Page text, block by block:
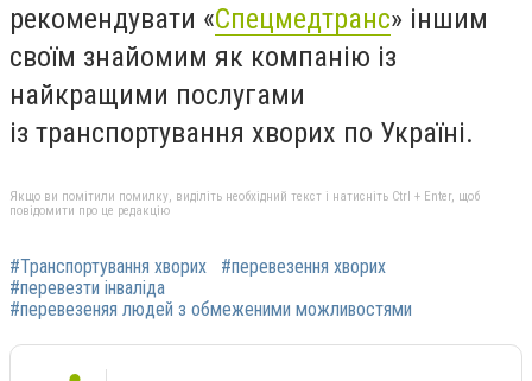
рекомендувати «Спецмедтранс» іншим
своїм знайомим як компанію із
найкращими послугами
із транспортування хворих по Україні.
Якщо ви помітили помилку, виділіть необхідний текст і натисніть Ctrl + Enter, щоб
повідомити про це редакцію
#Транспортування хворих
#перевезення хворих
#перевезти інваліда
#перевезеняя людей з обмеженими можливостями